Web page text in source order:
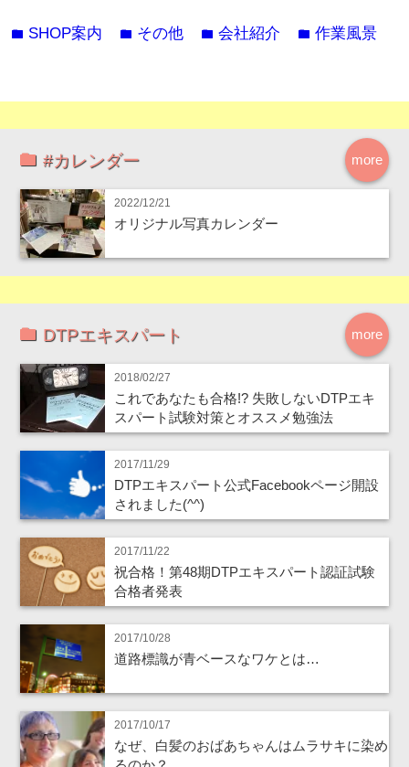
folder SHOP案内 folder その他 folder会社紹介 folder作業風景
more
#カレンダー
2022/12/21
オリジナル写真カレンダー
more
DTPエキスパート
2018/02/27
これであなたも合格!? 失敗しないDTPエキ
スパート試験対策とオススメ勉強法
2017/11/29
DTPエキスパート公式Facebookページ開設
されました(^^)
2017/11/22
祝合格！第48期DTPエキスパート認証試験
合格者発表
2017/10/28
道路標識が青ベースなワケとは…
2017/10/17
なぜ、白髪のおばあちゃんはムラサキに染め